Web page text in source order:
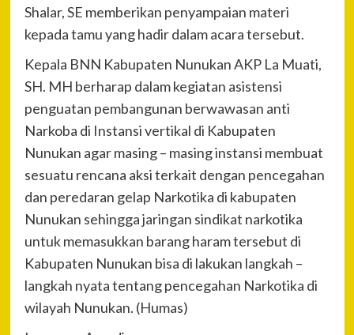
Shalar,SE memberikan penyampaian materi
kepada tamu yang hadir dalam acara tersebut.
Kepala BNN Kabupaten Nunukan AKP La Muati,
SH. MH berharap dalam kegiatan asistensi
penguatan pembangunan berwawasan anti
Narkoba di Instansi vertikal di Kabupaten
Nunukan agar masing – masing instansi membuat
sesuatu rencana aksi terkait dengan pencegahan
dan peredaran gelap Narkotika di kabupaten
Nunukan sehingga jaringan sindikat narkotika
untuk memasukkan barang haram tersebut di
Kabupaten Nunukan bisa di lakukan langkah –
langkah nyata tentang pencegahan Narkotika di
wilayah Nunukan. (Humas)